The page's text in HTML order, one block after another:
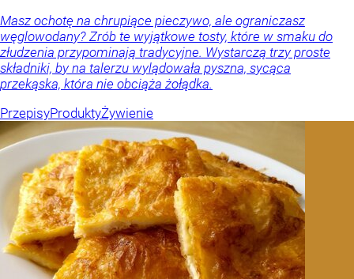
Masz ochotę na chrupiące pieczywo, ale ograniczasz
węglowodany? Zrób te wyjątkowe tosty, które w smaku do
złudzenia przypominają tradycyjne. Wystarczą trzy proste
składniki, by na talerzu wylądowała pyszna, sycąca
przekąska, która nie obciąża żołądka.
PrzepisyProduktyŻywienie